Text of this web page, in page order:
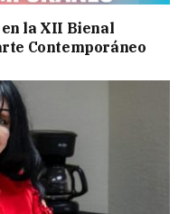
la XII Bienal
Contemporáneo